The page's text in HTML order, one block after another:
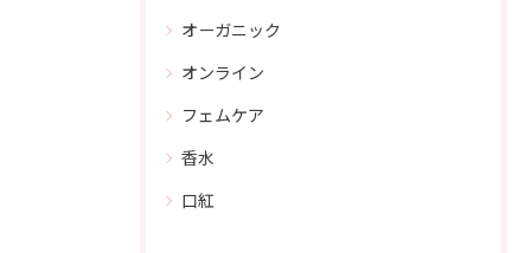
オーガニック
オンライン
フェムケア
香水
口紅